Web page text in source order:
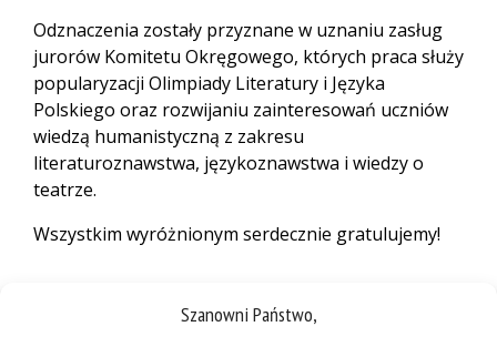
Szanowni Państwo,
Odznaczenia zostały przyznane w uznaniu zasług
jurorów Komitetu Okręgowego, których praca służy
popularyzacji Olimpiady Literatury i Języka
Polskiego oraz rozwijaniu zainteresowań uczniów
wiedzą humanistyczną z zakresu
literaturoznawstwa, językoznawstwa i wiedzy o
teatrze.
Wszystkim wyróżnionym serdecznie gratulujemy!